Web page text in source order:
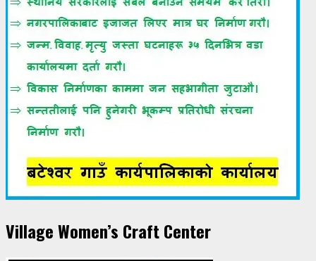
Village Women’s Craft Center